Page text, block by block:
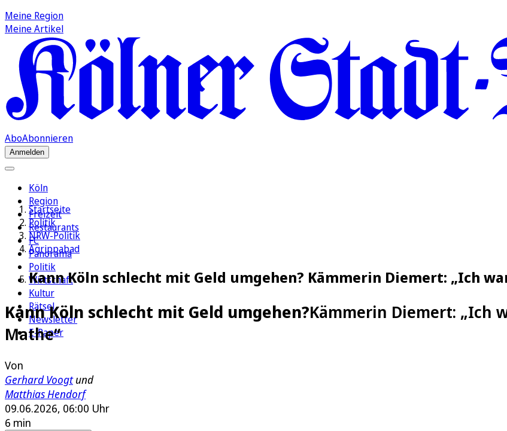
Meine Region
Meine Artikel
AboAbonnieren
Anmelden
Köln
Region
Freizeit
Restaurants
FC
Panorama
Politik
Wirtschaft
Kultur
Rätsel
Newsletter
E-Paper
Startseite
Politik
NRW-Politik
Agrippabad
Kann Köln schlecht mit Geld umgehen? Kämmerin Diemert: „Ich
Kann Köln schlecht mit Geld umgehen?Kämmerin Diemert: „Ich
Mathe“
Von
Gerhard Voogtund
Matthias Hendorf
09.06.2026, 06:00 Uhr
6 min